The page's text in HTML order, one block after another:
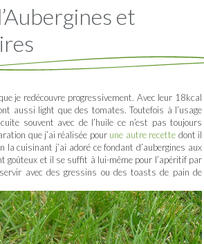
et
je redécouvre progressivement. Avec leur 18kcal
aussi light que des tomates. Toutefois à l’usage
souvent avec de l’huile ce n’est pas toujours
que j’ai réalisée pour une autre recette dont il
la cuisinant j’ai adoré ce fondant d’aubergines aux
goûteux et il se suffit à lui-même pour l’apéritif par
avec des gressins ou des toasts de pain de